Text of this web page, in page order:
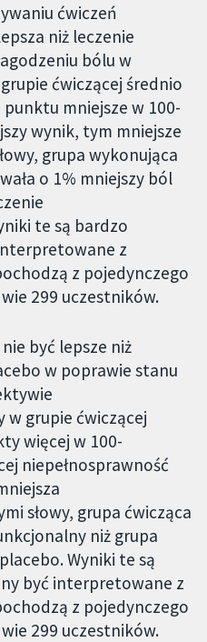
ćwiczeń
niż leczenie
bólu w
ćwiczącej średnio
mniejsze w 100-
wynik, tym mniejsze
grupa wykonująca
o 1% mniejszy ból
te są bardzo
z
z pojedynczego
299 uczestników.
być lepsze niż
w poprawie stanu
grupie ćwiczącej
więcej w 100-
niepełnosprawność
słowy, grupa ćwicząca
niż grupa
Wyniki te są
być interpretowane z
z pojedynczego
299 uczestników.